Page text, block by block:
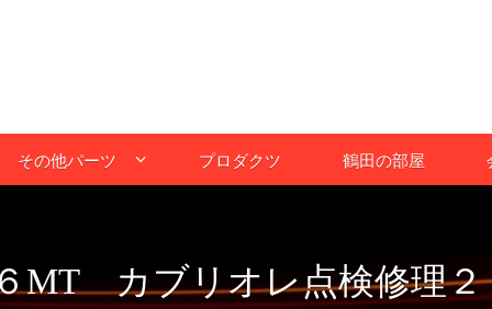
その他パーツ プロダクツ 鶴田の部屋
MT カブリオレ点検修理２